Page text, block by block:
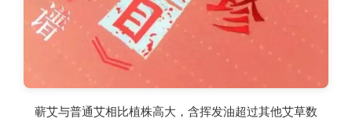
蕲艾与普通艾相比植株高大，含挥发油超过其他艾草数